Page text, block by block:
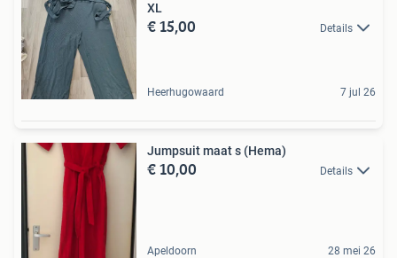
XL
€ 15,00 Details
Heerhugowaard 7 jul 26
Jumpsuit maat s (Hema)
€ 10,00 Details
Apeldoorn 28 mei 26